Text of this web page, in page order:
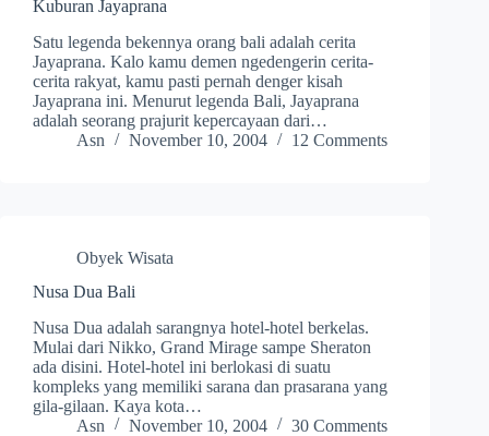
Kuburan Jayaprana
Satu legenda bekennya orang bali adalah cerita
Jayaprana. Kalo kamu demen ngedengerin cerita-
cerita rakyat, kamu pasti pernah denger kisah
Jayaprana ini. Menurut legenda Bali, Jayaprana
adalah seorang prajurit kepercayaan dari…
Asn
November 10, 2004 12 Comments
Obyek Wisata
Nusa Dua Bali
Nusa Dua adalah sarangnya hotel-hotel berkelas.
Mulai dari Nikko, Grand Mirage sampe Sheraton
ada disini. Hotel-hotel ini berlokasi di suatu
kompleks yang memiliki sarana dan prasarana yang
gila-gilaan. Kaya kota…
Asn
November 10, 2004 30 Comments